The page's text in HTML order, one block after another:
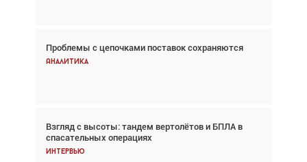
Проблемы с цепочками поставок сохраняются
Аналитика
Взгляд с высоты: тандем вертолётов и БПЛА в
спасательных операциях
Интервью
Впервые с 2024 года глобальный трафик
снижается три недели подряд
Частный самолёт – это актив. Подходите к
покупке соответствующим образом
Интервью